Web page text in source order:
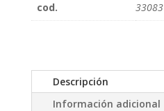
cod. 33083
Descripción
Información adicional